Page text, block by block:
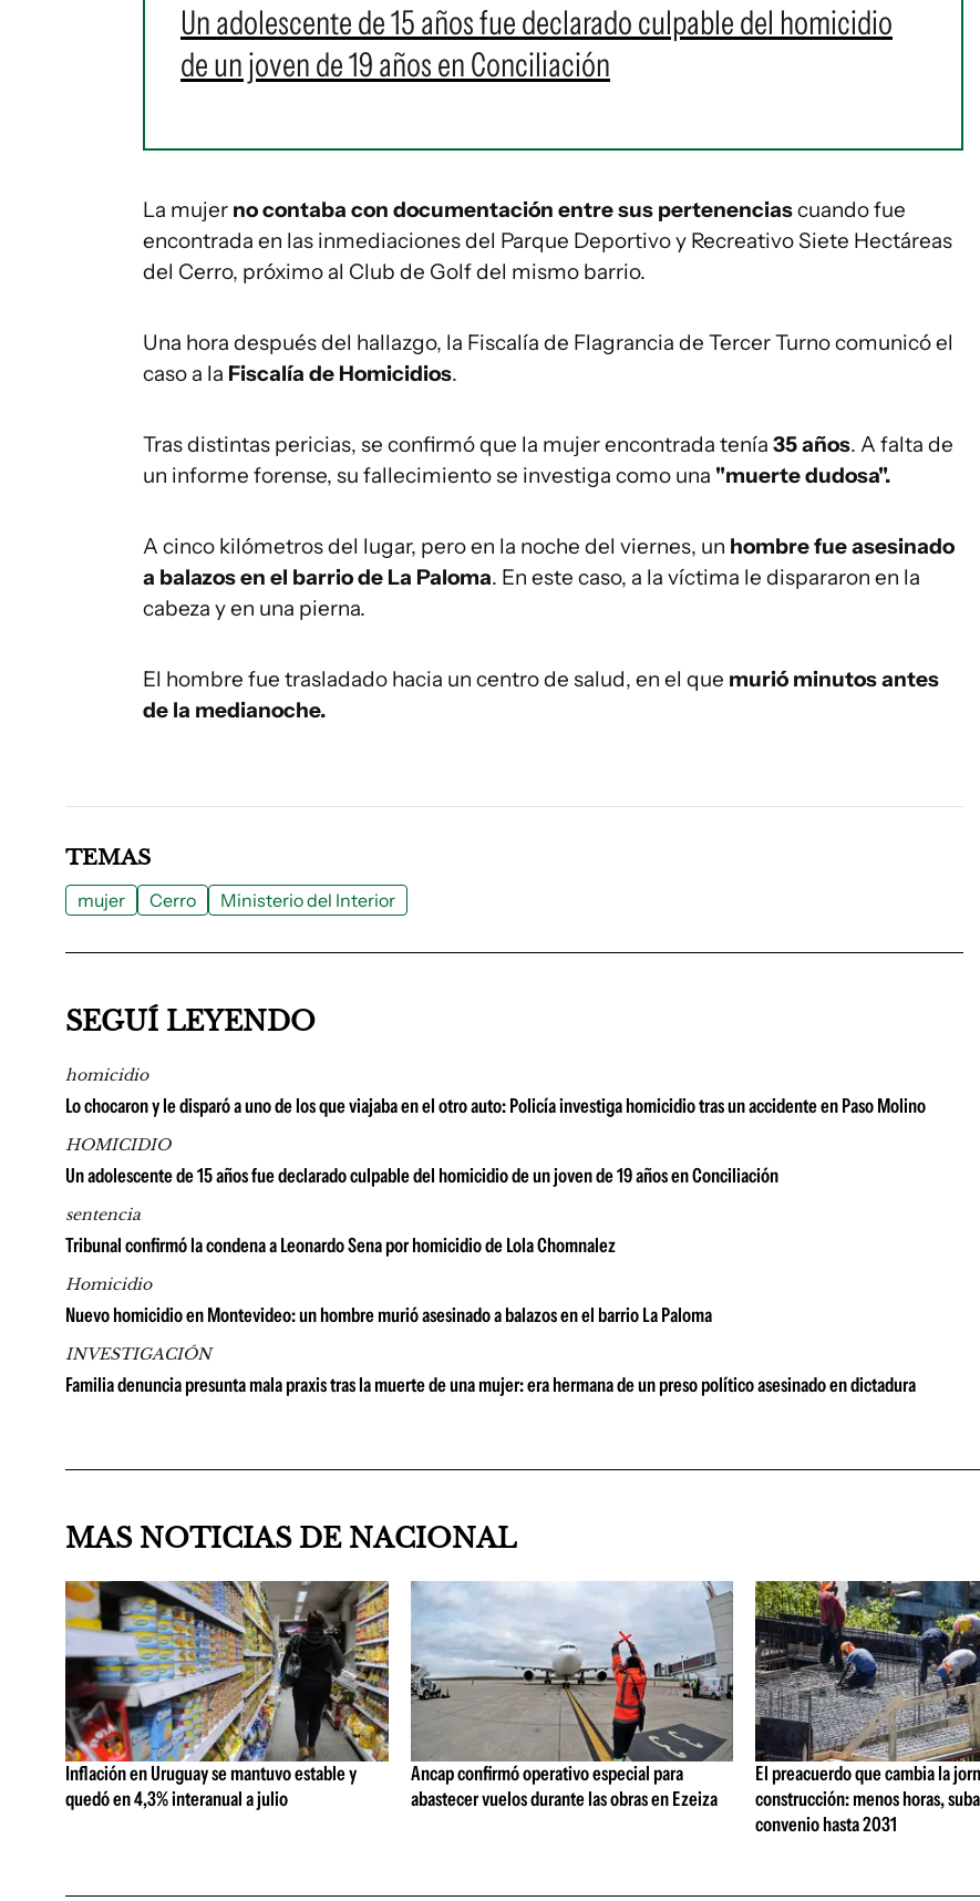
Un adolescente de 15 años fue declarado culpable del homicidio
de un joven de 19 años en Conciliación
La mujer no contaba con documentación entre sus pertenenciascuando fue
encontrada en las inmediaciones del Parque Deportivo y Recreativo Siete Hectáreas
del Cerro, próximo al Club de Golf del mismo barrio.
Una hora después del hallazgo, la Fiscalía de Flagrancia de Tercer Turno comunicó el
caso a la Fiscalía de Homicidios.
Tras distintas pericias, se confirmó que la mujer encontrada tenía 35 años. A falta de
un informe forense, su fallecimiento se investiga como una "muerte dudosa".
A cinco kilómetros del lugar, pero en la noche del viernes, un hombre fue asesinado
a balazos en el barrio de La Paloma. En este caso, a la víctima le dispararon en la
cabeza y en una pierna.
El hombre fue trasladado hacia un centro de salud, en el que murió minutos antes
de la medianoche.
TEMAS
mujer Cerro Ministerio del Interior
SEGUÍ LEYENDO
homicidio
Lo chocaron y le disparó a uno de los que viajaba en el otro auto: Policía investiga homicidio tras un accidente en Paso Molino
HOMICIDIO
Un adolescente de 15 años fue declarado culpable del homicidio de un joven de 19 años en Conciliación
sentencia
Tribunal confirmó la condena a Leonardo Sena por homicidio de Lola Chomnalez
Homicidio
Nuevo homicidio en Montevideo: un hombre murió asesinado a balazos en el barrio La Paloma
INVESTIGACIÓN
Familia denuncia presunta mala praxis tras la muerte de una mujer: era hermana de un preso político asesinado en dictadura
MAS NOTICIAS DE NACIONAL
Inflación en Uruguay se mantuvo estable y
quedó en 4,3% interanual a julio
Ancap confirmó operativo especial para
abastecer vuelos durante las obras en Ezeiza
El preacuerdo que cambia la
construcción: menos horas,
convenio hasta 2031